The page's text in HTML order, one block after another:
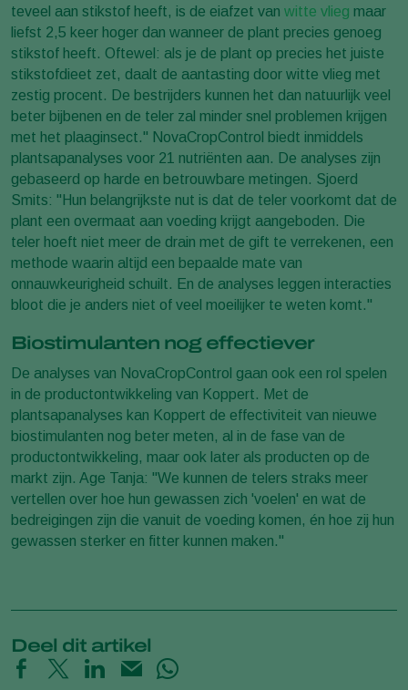
teveel aan stikstof heeft, is de eiafzet van witte vlieg maar
liefst 2,5 keer hoger dan wanneer de plant precies genoeg
stikstof heeft. Oftewel: als je de plant op precies het juiste
stikstofdieet zet, daalt de aantasting door witte vlieg met
zestig procent. De bestrijders kunnen het dan natuurlijk veel
beter bijbenen en de teler zal minder snel problemen krijgen
met het plaaginsect." NovaCropControl biedt inmiddels
plantsapanalyses voor 21 nutriënten aan. De analyses zijn
gebaseerd op harde en betrouwbare metingen. Sjoerd
Smits: "Hun belangrijkste nut is dat de teler voorkomt dat de
plant een overmaat aan voeding krijgt aangeboden. Die
teler hoeft niet meer de drain met de gift te verrekenen, een
methode waarin altijd een bepaalde mate van
onnauwkeurigheid schuilt. En de analyses leggen interacties
bloot die je anders niet of veel moeilijker te weten komt."
Biostimulanten nog effectiever
De analyses van NovaCropControl gaan ook een rol spelen
in de productontwikkeling van Koppert. Met de
plantsapanalyses kan Koppert de effectiviteit van nieuwe
biostimulanten nog beter meten, al in de fase van de
productontwikkeling, maar ook later als producten op de
markt zijn. Age Tanja: "We kunnen de telers straks meer
vertellen over hoe hun gewassen zich 'voelen' en wat de
bedreigingen zijn die vanuit de voeding komen, én hoe zij hun
gewassen sterker en fitter kunnen maken."
Deel dit artikel